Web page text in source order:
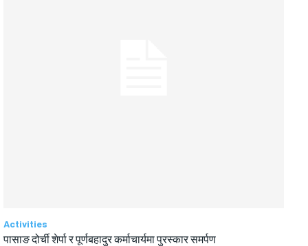
Activities
पासाङ दोर्ची शेर्पा र पूर्णबहादुर कर्माचार्यमा पुरस्कार समर्पण